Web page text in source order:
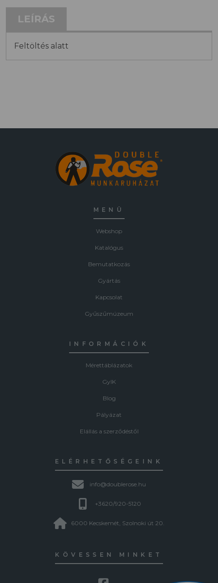
LEÍRÁS
Feltöltés alatt
MENÜ
Webshop
Katalógus
Bemutatkozás
Gyártás
Kapcsolat
Gyűszűmúzeum
INFORMÁCIÓK
Mérettáblázatok
GyIK
Blog
Pályázat
Elállás a szerződéstől
ELÉRHETŐSÉGEINK
info@doublerose.hu
+3620/920-5120
6000 Kecskemét, Szolnoki út 20.
KÖVESSEN MINKET